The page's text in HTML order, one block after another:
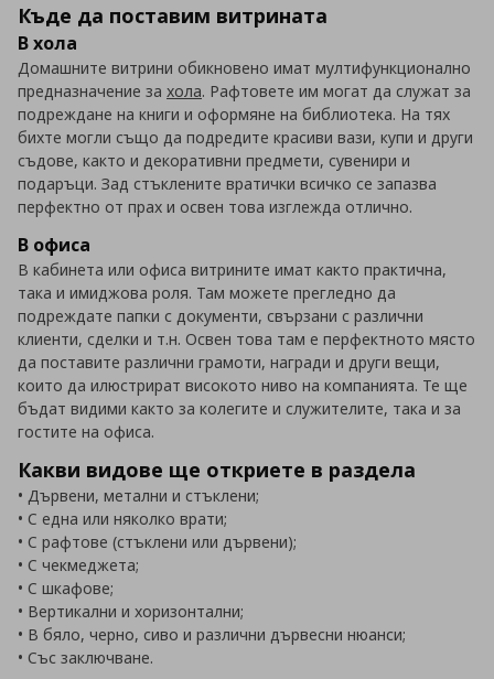
Къде да поставим витрината
В хола
Домашните витрини обикновено имат мултифункционално
предназначение за хола. Рафтовете им могат да служат за
подреждане на книги и оформяне на библиотека. На тях
бихте могли също да подредите красиви вази, купи и други
съдове, както и декоративни предмети, сувенири и
подаръци. Зад стъклените вратички всичко се запазва
перфектно от прах и освен това изглежда отлично.
В офиса
В кабинета или офиса витрините имат както практична,
така и имиджова роля. Там можете прегледно да
подреждате папки с документи, свързани с различни
клиенти, сделки и т.н. Освен това там е перфектното място
да поставите различни грамоти, награди и други вещи,
които да илюстрират високото ниво на компанията. Те ще
бъдат видими както за колегите и служителите, така и за
гостите на офиса.
Какви видове ще откриете в раздела
• Дървени, метални и стъклени;
• С една или няколко врати;
• С рафтове (стъклени или дървени);
• С чекмеджета;
• С шкафове;
• Вертикални и хоризонтални;
• В бяло, черно, сиво и различни дървесни нюанси;
• Със заключване.